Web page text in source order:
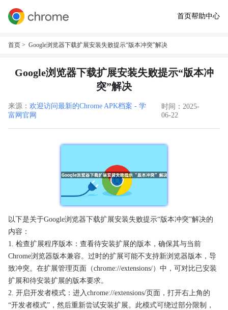
首页帮助中心
首页 > Google浏览器下载扩展安装失败提示“版本冲突”解决
Google浏览器下载扩展安装失败提示“版本冲
突”解决
来源： 欢迎访问最新的Chrome APK档案 - 学
富网官网
时间：2025-
06-22
以下是关于Google浏览器下载扩展安装失败提示“版本冲突”解决的
内容：
1. 检查扩展程序版本：查看待安装扩展的版本，确保其与当前
Chrome浏览器版本兼容。过时的扩展可能不支持新浏览器版本，导
致冲突。在扩展管理页面（chrome://extensions/）中，可对比已安装
扩展和待安装扩展的版本要求。
2. 开启开发者模式：进入chrome://extensions/页面，打开右上角的
“开发者模式”，然后重新尝试安装扩展。此模式可绕过部分限制，